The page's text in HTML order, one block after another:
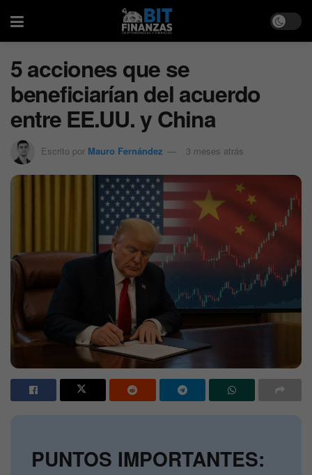
5 acciones que se
beneficiarían del acuerdo
entre EE.UU. y China
Escrito por Mauro Fernández 3 meses atrás
PUNTOS IMPORTANTES: